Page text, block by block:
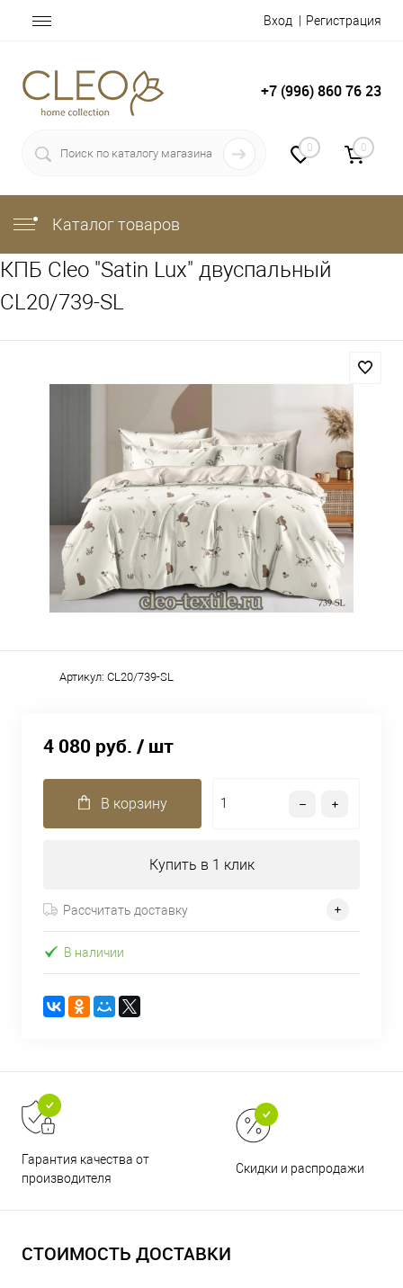
Вход Регистрация
+7 (996) 860 76 23
0 0
Каталог товаров
КПБ Cleo "Satin Lux" двуспальный
CL20/739-SL
Артикул: CL20/739-SL
4 080 руб. / шт
В корзину
Купить в 1 клик
Рассчитать доставку
В наличии
Гарантия качества от
производителя
Скидки и распродажи
СТОИМОСТЬ ДОСТАВКИ